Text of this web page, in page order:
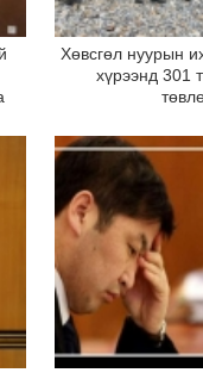
Хөвсгөл нуурын
хүрээнд 301